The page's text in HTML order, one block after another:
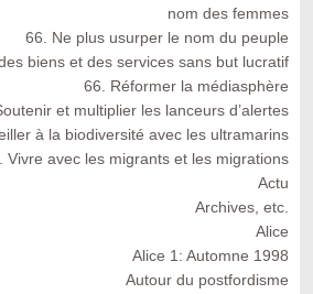
nom des femmes
66. Ne plus usurper le nom du peuple
biens et des services sans but lucratif
66. Réformer la médiasphère
et multiplier les lanceurs d’alertes
à la biodiversité avec les ultramarins
Vivre avec les migrants et les migrations
Actu
Archives, etc.
Alice
Alice 1: Automne 1998
Autour du postfordisme